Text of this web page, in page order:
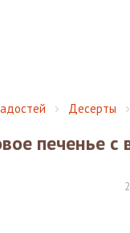
Десерты
печенье с